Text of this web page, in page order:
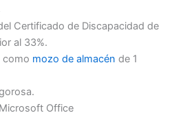
Certificado de Discapacidad de
al 33%.
como mozo de almacén de 1
Office